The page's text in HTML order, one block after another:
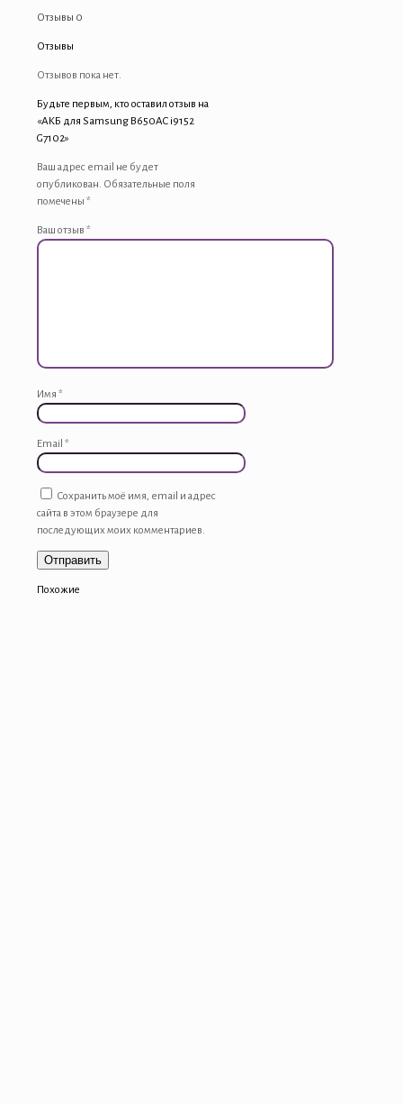
Отзывы 0
Отзывы
Отзывов пока нет.
Будьте первым, кто оставил отзыв на
«АКБ для Samsung B650AC i9152
G7102»
Ваш адрес email не будет
опубликован. Обязательные поля
помечены *
Ваш отзыв *
Имя *
Email *
Сохранить моё имя, email и адрес
сайта в этом браузере для
последующих моих комментариев.
Похожие